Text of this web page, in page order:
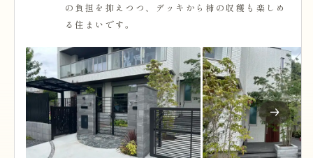
の負担を抑えつつ、デッキから柿の収穫も楽しめ
る住まいです。